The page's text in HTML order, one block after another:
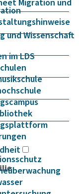
Migration und
und Wissenschaft
im LDS